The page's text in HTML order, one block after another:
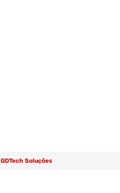
GDTech Soluções